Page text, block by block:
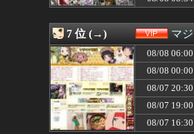
08/08 10:34
野口健氏
08/08 10:32
おまえら
08/08 10:31
【画像】
08/08 10:31
【覇権】
08/08 10:30
【悲報】
08/08 10:27
Ｔｉｋｔ
08/08 10:25
派遣のオ
08/08 10:25
【悲報】
08/08 10:23
【胸熱】
08/08 10:22
僕42歳、
7 位 (→) マ
08/08 06:00
08/08 00:00
08/07 20:30
08/07 19:00
08/07 16:30